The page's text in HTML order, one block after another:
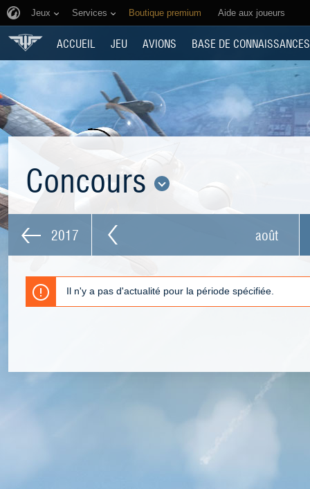
Jeux Services Boutique premium Aide aux joueurs
ACCUEIL JEU AVIONS BASE DE CONNAISSANCES
Concours
2017 août
Il n'y a pas d'actualité pour la période spécifiée.